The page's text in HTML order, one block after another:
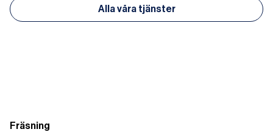
Alla våra tjänster
Fräsning